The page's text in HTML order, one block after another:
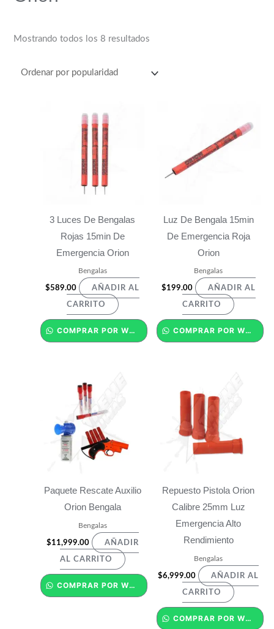
Mostrando todos los 8 resultados
3 Luces De Bengalas
Rojas 15min De
Emergencia Orion
Bengalas
$589.00 AÑADIR AL
CARRITO
COMPRAR POR WHATSAPP
Luz De Bengala 15min
De Emergencia Roja
Orion
Bengalas
$199.00 AÑADIR AL
CARRITO
COMPRAR POR WHATSAPP
Paquete Rescate Auxilio
Orion Bengala
Bengalas
$11,999.00 AÑADIR
AL CARRITO
COMPRAR POR WHATSAPP
Repuesto Pistola Orion
Calibre 25mm Luz
Emergencia Alto
Rendimiento
Bengalas
$6,999.00 AÑADIR AL
CARRITO
COMPRAR POR WHATSAPP